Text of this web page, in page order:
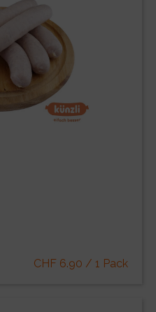
CHF 6.90 / 1 Pack